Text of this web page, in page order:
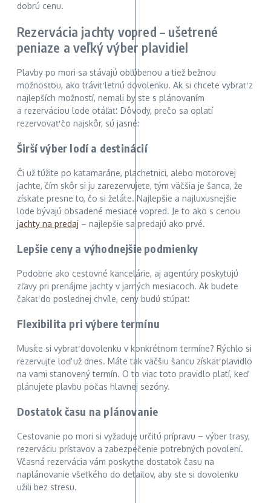
dobrú cenu.
Rezervácia jachty vopred – ušetrené
peniaze a veľký výber plavidiel
Plavby po mori sa stávajú obľúbenou a tiež bežnou
možnosťou, ako tráviť letnú dovolenku. Ak si chcete vybrať z
najlepších možností, nemali by ste s plánovaním
a rezerváciou lode otáľať. Dôvody, prečo sa oplatí
rezervovať čo najskôr, sú jasné:
Širší výber lodí a destinácií
Či už túžite po katamaráne, plachetnici, alebo motorovej
jachte, čím skôr si ju zarezervujete, tým väčšia je šanca, že
získate presne to, čo si želáte. Najlepšie a najluxusnejšie
lode bývajú obsadené mesiace vopred. Je to ako s cenou
jachty na predaj – najlepšie sa predajú ako prvé.
Lepšie ceny a výhodnejšie podmienky
Podobne ako cestovné kancelárie, aj agentúry poskytujú
zľavy pri prenájme jachty v jarných mesiacoch. Ak budete
čakať do poslednej chvíle, ceny budú stúpať.
Flexibilita pri výbere termínu
Musíte si vybrať dovolenku v konkrétnom termíne? Rýchlo si
rezervujte loď už dnes. Máte tak väčšiu šancu získať plavidlo
na vami stanovený termín. O to viac toto pravidlo platí, keď
plánujete plavbu počas hlavnej sezóny.
Dostatok času na plánovanie
Cestovanie po mori si vyžaduje určitú prípravu – výber trasy,
rezerváciu prístavov a zabezpečenie potrebných povolení.
Včasná rezervácia vám poskytne dostatok času na
naplánovanie všetkého do detailov, aby ste si dovolenku
užili bez stresu.